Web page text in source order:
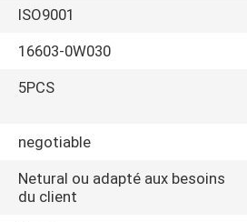
ISO9001
16603-0W030
5PCS
negotiable
Netural ou adapté aux besoins
du client